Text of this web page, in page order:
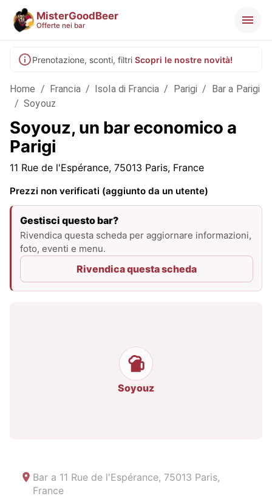
MisterGoodBeer
Offerte nei bar
Prenotazione, sconti, filtri Scopri le nostre novità!
Home / Francia / Isola di Francia / Parigi / Bar a Parigi
/ Soyouz
Soyouz, un bar economico a
Parigi
11 Rue de l'Espérance, 75013 Paris, France
Prezzi non verificati (aggiunto da un utente)
Gestisci questo bar?
Rivendica questa scheda per aggiornare informazioni,
foto, eventi e menu.
Rivendica questa scheda
Soyouz
Bar a 11 Rue de l'Espérance, 75013 Paris,
France